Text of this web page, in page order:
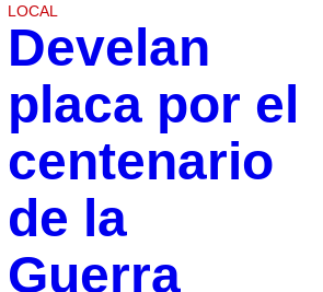
LOCAL
Develan
placa por el
centenario
de la
Guerra